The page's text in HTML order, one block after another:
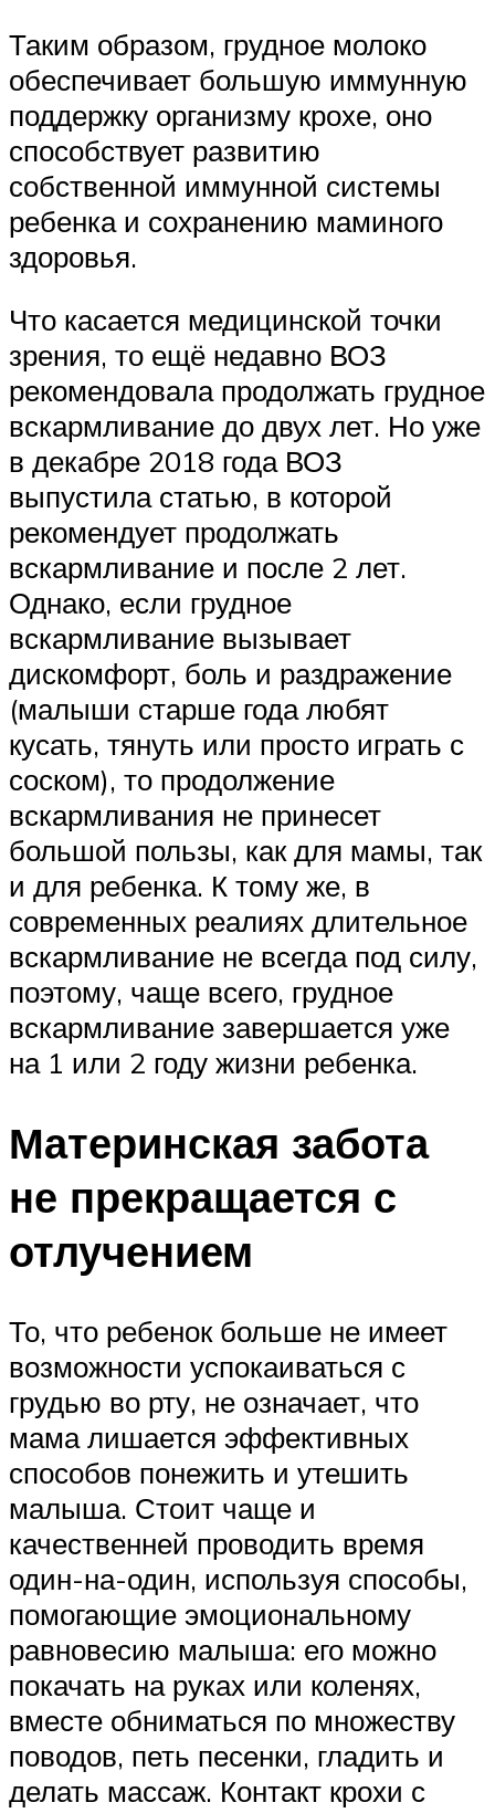
Таким образом, грудное молоко
обеспечивает большую иммунную
поддержку организму крохе, оно
способствует развитию
собственной иммунной системы
ребенка и сохранению маминого
здоровья.
Что касается медицинской точки
зрения, то ещё недавно ВОЗ
рекомендовала продолжать грудное
вскармливание до двух лет. Но уже
в декабре 2018 года ВОЗ
выпустила статью, в которой
рекомендует продолжать
вскармливание и после 2 лет.
Однако, если грудное
вскармливание вызывает
дискомфорт, боль и раздражение
(малыши старше года любят
кусать, тянуть или просто играть с
соском), то продолжение
вскармливания не принесет
большой пользы, как для мамы, так
и для ребенка. К тому же, в
современных реалиях длительное
вскармливание не всегда под силу,
поэтому, чаще всего, грудное
вскармливание завершается уже
на 1 или 2 году жизни ребенка.
Материнская забота
не прекращается с
отлучением
То, что ребенок больше не имеет
возможности успокаиваться с
грудью во рту, не означает, что
мама лишается эффективных
способов понежить и утешить
малыша. Стоит чаще и
качественней проводить время
один-на-один, используя способы,
помогающие эмоциональному
равновесию малыша: его можно
покачать на руках или коленях,
вместе обниматься по множеству
поводов, петь песенки, гладить и
делать массаж. Контакт крохи с